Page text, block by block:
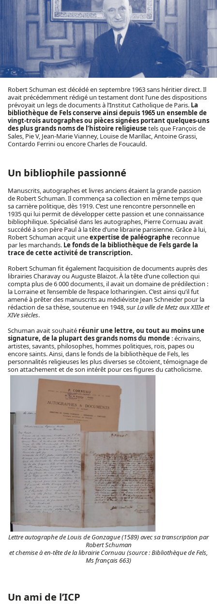
Robert Schuman est décédé en septembre 1963 sans héritier direct. Il
avait précédemment rédigé un testament dont l’une des dispositions
prévoyait un legs de documents à l’Institut Catholique de Paris. La
bibliothèque de Felsconserve ainsi depuis 1965 un ensemble de
vingt-trois autographes ou pièces signées portant quelques-uns
des plus grands noms de l’histoire religieuse tels que François de
Sales, Pie V, Jean-Marie Vianney, Louise de Marillac, Antoine Grassi,
Contardo Ferrini ou encore Charles de Foucauld.
Un bibliophile passionné
Manuscrits, autographes et livres anciens étaient la grande passion
de Robert Schuman. Il commença sa collection en même temps que
sa carrière politique, dès 1919. C’est une rencontre personnelle en
1935 qui lui permit de développer cette passion et une connaissance
bibliophilique. Spécialisé dans les autographes, Pierre Cornuau avait
succédé à son père Paul à la tête d’une librairie parisienne. Grâce à lui,
Robert Schuman acquit uneexpertise de paléographe reconnue
par les marchands. Le fonds de la bibliothèque de Fels garde la
trace de cette activité de transcription.
Robert Schuman fit également l’acquisition de documents auprès des
librairies Charavay ou Auguste Blaizot. À la tête d’une collection qui
compta plus de 6 000 documents, il avait un domaine de prédilection :
la Lorraine et l’ensemble de l’espace lotharingien. C’est ainsi qu’il fut
amené à prêter des manuscrits au médiéviste Jean Schneider pour la
rédaction de sa thèse, soutenue en 1948, surLa ville de Metz aux XIIIe et
XIVe siècles.
Schuman avait souhaité réunir une lettre, ou tout au moins une
signature, de la plupart des grands noms du monde : écrivains,
artistes, savants, philosophes, hommes politiques, rois, papes ou
encore saints. Ainsi, dans le fonds de la bibliothèque de Fels, les
personnalités religieuses les plus diverses se côtoient, témoignage de
son attachement et de son intérêt pour ces figures du catholicisme.
Lettre autographe de Louis de Gonzague (1589) avec sa transcription par
Robert Schuman
et chemise à en-tête de la librairie Cornuau (source : Bibliothèque de Fels,
Ms français 663)
Un ami de l’ICP